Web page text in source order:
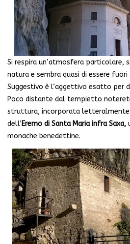
Si respira un’atmosfera
natura e sembra quasi di essere fuori
Suggestivo è l’aggettivo esatto per
Poco distante dal tempietto
struttura, incorporata
dell’Eremo di Santa Maria infra Saxa,
monache benedettine.